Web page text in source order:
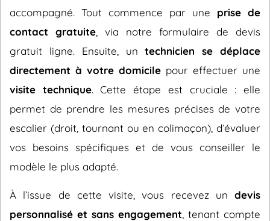
accompagné. Tout commence par une prise de
contact gratuite , via notre formulaire de devis
gratuit ligne. Ensuite, untechnicien se déplace
directement à votre domicile pour effectuer une
visite technique. Cette étape est cruciale : elle
permet de prendre les mesures précises de votre
escalier (droit, tournant ou en colimaçon), d’évaluer
vos besoins spécifiques et de vous conseiller le
modèle le plus adapté.
À l’issue de cette visite, vous recevez un devis
personnalisé et sans engagement , tenant compte